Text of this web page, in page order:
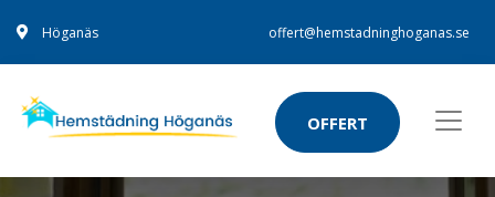
Höganäs offert@hemstadninghoganas.se
OFFERT